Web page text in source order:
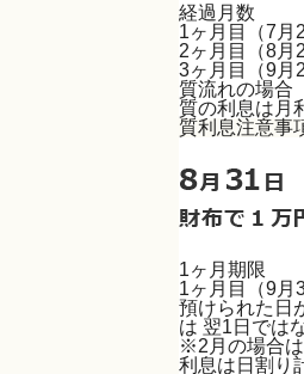
経過月数
1ヶ月目（7月
2ヶ月目（8月
3ヶ月目（9月
質流れの場合
質の利息は月
質利息注意事
1ヶ月期限
1ヶ月目（9月
預けられた日
は 翌1日では
※2月の場合は
利息は日割り